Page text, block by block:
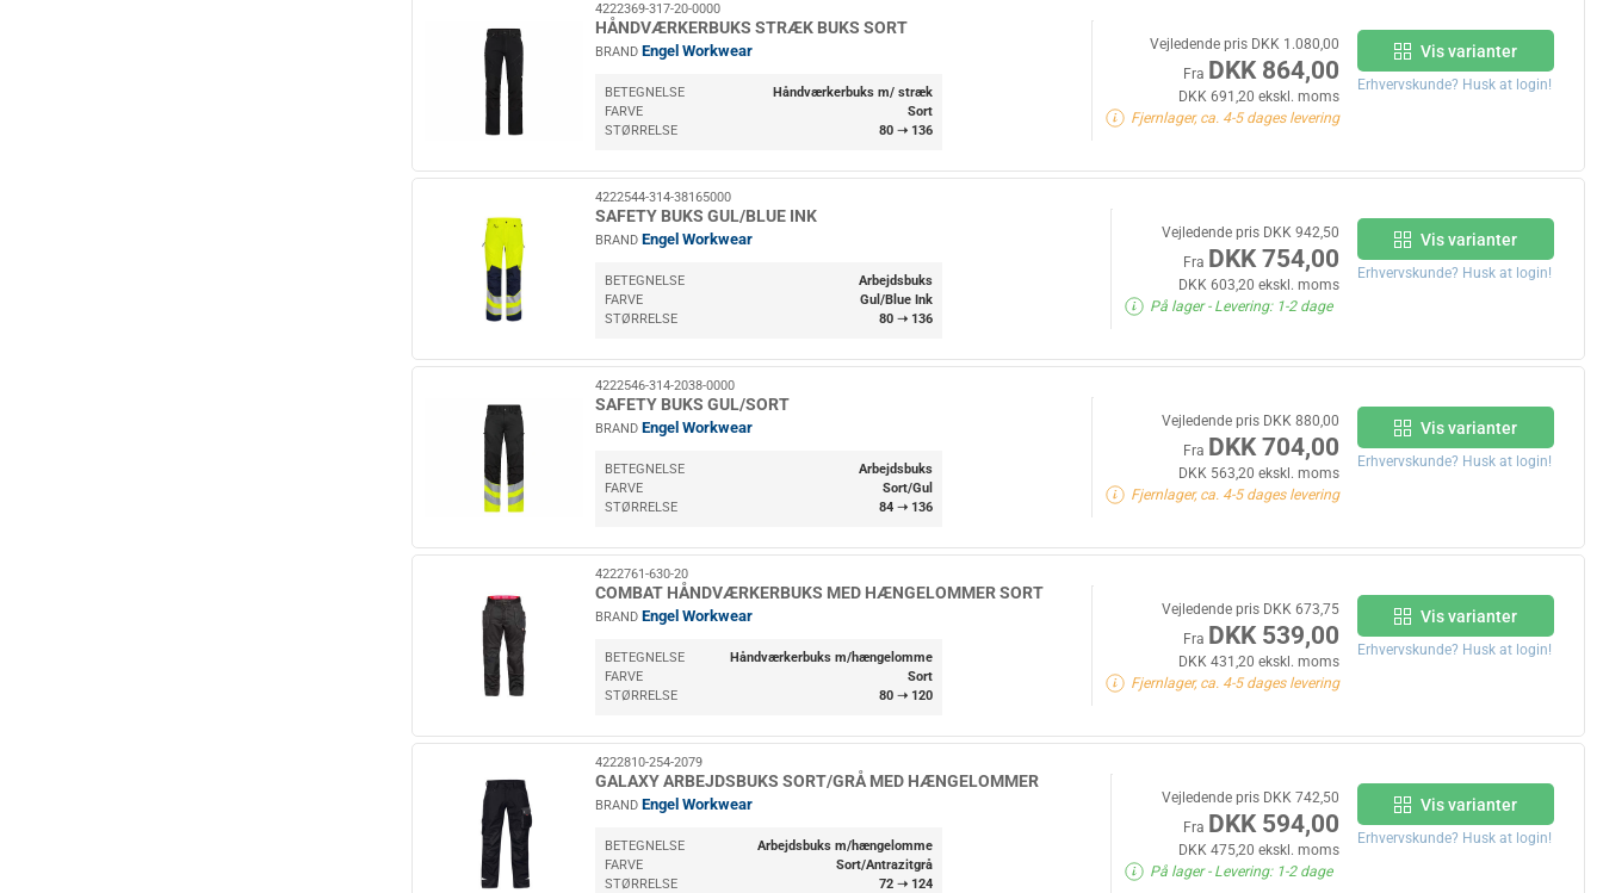
4222369-317-20-0000
HÅNDVÆRKERBUKS STRÆK BUKS SORT
BRAND Engel Workwear
BETEGNELSE
Håndværkerbuks m/ stræk
FARVE
Sort
STØRRELSE
80 ➝ 136
Vejledende pris DKK 1.080,00
Fra DKK 864,00
DKK 691,20 ekskl. moms
Fjernlager, ca. 4-5 dages levering
Vis varianter
Erhvervskunde? Husk at login!
4222544-314-38165000
SAFETY BUKS GUL/BLUE INK
BRAND Engel Workwear
BETEGNELSE
Arbejdsbuks
FARVE
Gul/Blue Ink
STØRRELSE
80 ➝ 136
Vejledende pris DKK 942,50
Fra DKK 754,00
DKK 603,20 ekskl. moms
På lager- Levering: 1-2 dage
Vis varianter
Erhvervskunde? Husk at login!
4222546-314-2038-0000
SAFETY BUKS GUL/SORT
BRAND Engel Workwear
BETEGNELSE
Arbejdsbuks
FARVE
Sort/Gul
STØRRELSE
84 ➝ 136
Vejledende pris DKK 880,00
Fra DKK 704,00
DKK 563,20 ekskl. moms
Fjernlager, ca. 4-5 dages levering
Vis varianter
Erhvervskunde? Husk at login!
4222761-630-20
COMBAT HÅNDVÆRKERBUKS MED HÆNGELOMMER SORT
BRAND Engel Workwear
BETEGNELSE
Håndværkerbuks m/hængelomme
FARVE
Sort
STØRRELSE
80 ➝ 120
Vejledende pris DKK 673,75
Fra DKK 539,00
DKK 431,20 ekskl. moms
Fjernlager, ca. 4-5 dages levering
Vis varianter
Erhvervskunde? Husk at login!
4222810-254-2079
GALAXY ARBEJDSBUKS SORT/GRÅ MED HÆNGELOMMER
BRAND Engel Workwear
BETEGNELSE
Arbejdsbuks m/hængelomme
FARVE
Sort/Antrazitgrå
STØRRELSE
72 ➝ 124
Vejledende pris DKK 742,50
Fra DKK 594,00
DKK 475,20 ekskl. moms
På lager- Levering: 1-2 dage
Vis varianter
Erhvervskunde? Husk at login!